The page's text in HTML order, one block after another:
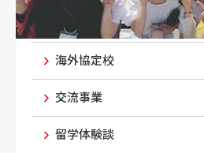
海外協定校
交流事業
留学体験談